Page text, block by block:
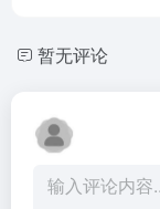
暂无评论